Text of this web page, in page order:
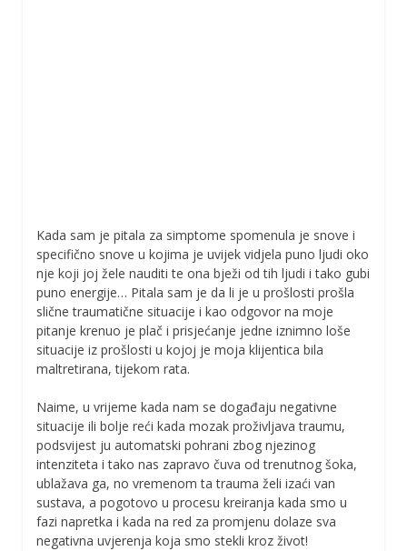
Kada sam je pitala za simptome spomenula je snove i
specifično snove u kojima je uvijek vidjela puno ljudi oko
nje koji joj žele nauditi te ona bježi od tih ljudi i tako gubi
puno energije… Pitala sam je da li je u prošlosti prošla
slične traumatične situacije i kao odgovor na moje
pitanje krenuo je plač i prisjećanje jedne iznimno loše
situacije iz prošlosti u kojoj je moja klijentica bila
maltretirana, tijekom rata.
Naime, u vrijeme kada nam se događaju negativne
situacije ili bolje reći kada mozak proživljava traumu,
podsvijest ju automatski pohrani zbog njezinog
intenziteta i tako nas zapravo čuva od trenutnog šoka,
ublažava ga, no vremenom ta trauma želi izaći van
sustava, a pogotovo u procesu kreiranja kada smo u
fazi napretka i kada na red za promjenu dolaze sva
negativna uvjerenja koja smo stekli kroz život!